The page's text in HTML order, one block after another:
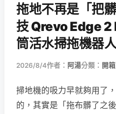
拖地不再是「把
技 Qrevo Edge 2
筒活水掃拖機器
2026/8/4作者： 阿湯分類： 開
掃地機的吸力早就夠用了
的，其實是「拖布髒了之